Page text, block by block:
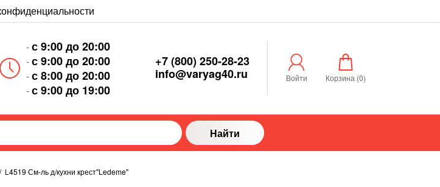
-с 9:00 до 20:00
-с 9:00 до 20:00
-с 8:00 до 20:00
-с 9:00 до 19:00
+7 (800) 250-28-23
info@varyag40.ru
Войти Корзина (0)
Найти
/ L4519 См-ль д/кухни крест"Ledeme"